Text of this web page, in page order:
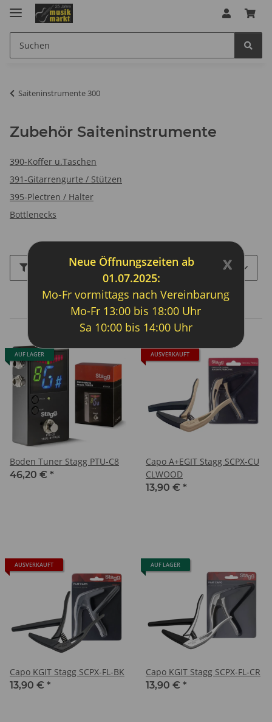
Saiteninstrumente 300
Zubehör Saiteninstrumente
390-Koffer u.Taschen
391-Gitarrengurte / Stützen
395-Plectren / Halter
Bottlenecks
Filter und Sortierung
Artikel 1 - 20 von 23
AUF LAGER
Boden Tuner Stagg PTU-C8
46,20 € *
AUSVERKAUFT
Capo A+EGIT Stagg SCPX-CU
CLWOOD
13,90 € *
AUSVERKAUFT
Capo KGIT Stagg SCPX-FL-BK
13,90 € *
AUF LAGER
Capo KGIT Stagg SCPX-FL-CR
13,90 € *
x
Neue Öffnungszeiten ab
01.07.2025:
Mo-Fr vormittags nach Vereinbarung
Mo-Fr 13:00 bis 18:00 Uhr
Sa 10:00 bis 14:00 Uhr